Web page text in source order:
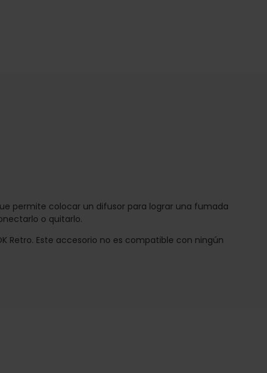
permite colocar un difusor para lograr una fumada
o quitarlo.
Retro. Este accesorio no es compatible con ningún